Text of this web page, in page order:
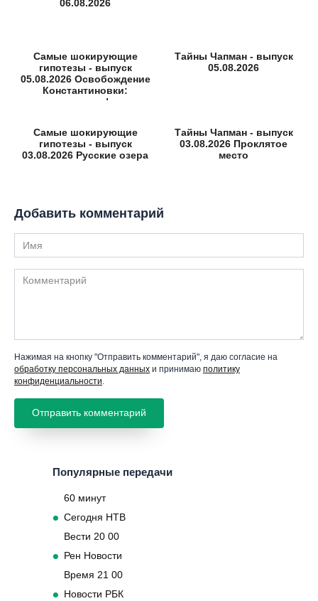
06.08.2026
Самые шокирующие
гипотезы - выпуск
05.08.2026 Освобождение
Константиновки:
неизвестные факты
Тайны Чапман - выпуск
05.08.2026
Самые шокирующие
гипотезы - выпуск
03.08.2026 Русские озера
Тайны Чапман - выпуск
03.08.2026 Проклятое
место
Добавить комментарий
Имя
Комментарий
Нажимая на кнопку "Отправить комментарий", я даю согласие на
обработку персональных данных и принимаю политику
конфиденциальности
Популярные передачи
60 минут
Сегодня НТВ
Вести 20 00
Рен Новости
Время 21 00
Новости РБК